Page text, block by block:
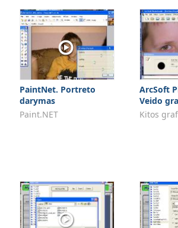
PaintNet. Portreto
darymas
Paint.NET
ArcSoft
Veido
Kitos